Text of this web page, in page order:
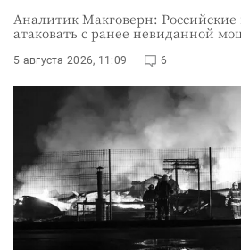
Аналитик Макговерн: Российские
атаковать с ранее невиданной
5 августа 2026, 11:09 6